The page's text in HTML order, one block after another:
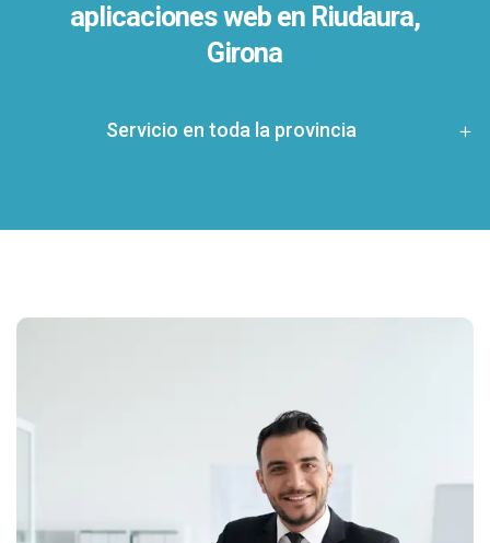
aplicaciones web en Riudaura,
Girona
Servicio en toda la provincia